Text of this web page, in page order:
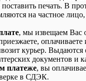
печать. В
на частное лицо,
, мы извещаем Вас
оплачиваете
курьер.
документов и
платеже, вы
в СДЭК.